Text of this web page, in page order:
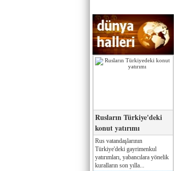
Rusların Türkiye'deki
konut yatırımı
Rus vatandaşlarının
Türkiye'deki gayrimenkul
yatırımları, yabancılara yönelik
kuralların son yılla...